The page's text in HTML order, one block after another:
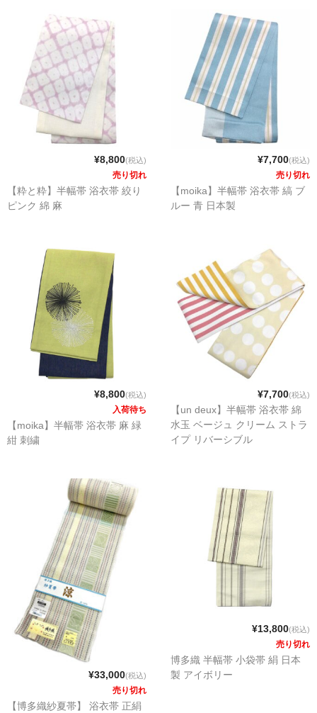
¥8,800(税込)
売り切れ
【粋と粋】半幅帯 浴衣帯 絞り
ピンク 綿 麻
¥7,700(税込)
売り切れ
【moika】半幅帯 浴衣帯 縞 ブ
ルー 青 日本製
¥8,800(税込)
入荷待ち
【moika】半幅帯 浴衣帯 麻 緑
紺 刺繍
¥7,700(税込)
【un deux】半幅帯 浴衣帯 綿
水玉 ベージュ クリーム ストラ
イプ リバーシブル
¥33,000(税込)
売り切れ
【博多織紗夏帯】 浴衣帯 正絹
¥13,800(税込)
売り切れ
博多織 半幅帯 小袋帯 絹 日本
製 アイボリー